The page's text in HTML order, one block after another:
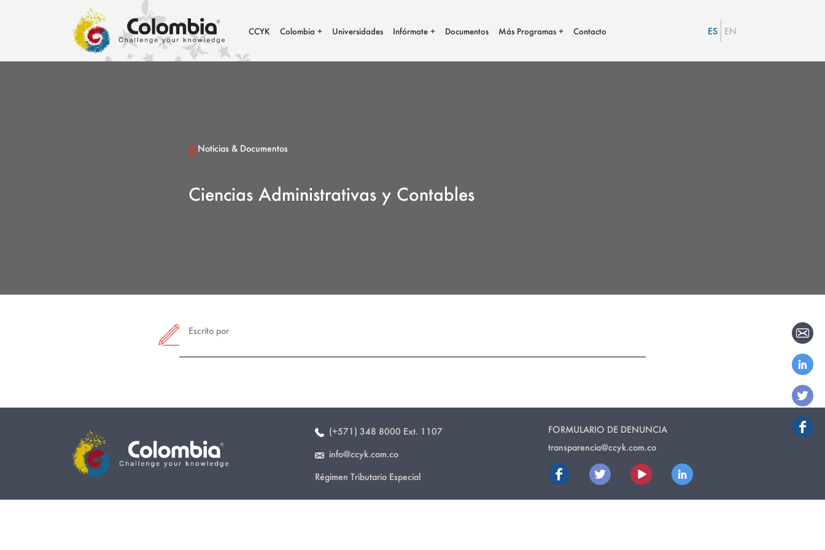
CCYK Colombia Universidades Infórmate Documentos Más Programas Contacto ES EN
Noticias & Documentos
Ciencias Administrativas y Contables
Escrito por
(+571) 348 8000 Ext. 1107
info@ccyk.com.co
Régimen Tributario Especial
FORMULARIO DE DENUNCIA
transparencia@ccyk.com.co